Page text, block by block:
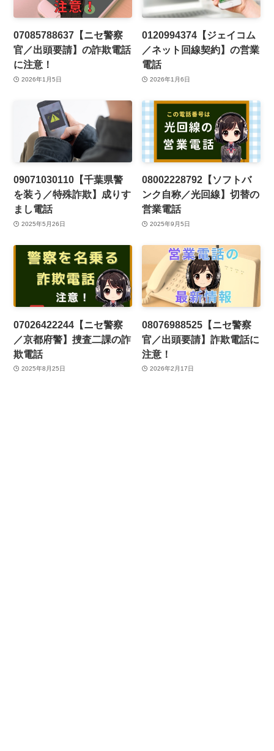
07085788637【ニセ警察
官／出頭要請】の詐欺電話
に注意！
2026年1月5日
0120994374【ジェイコム
／ネット回線契約】の営業
電話
2026年1月6日
09071030110【千葉県警
を装う／特殊詐欺】成りす
まし電話
2025年5月26日
08002228792【ソフトバ
ンク自称／光回線】切替の
営業電話
2025年9月5日
07026422244【ニセ警察
／京都府警】捜査二課の詐
欺電話
2025年8月25日
08076988525【ニセ警察
官／出頭要請】詐欺電話に
注意！
2026年2月17日